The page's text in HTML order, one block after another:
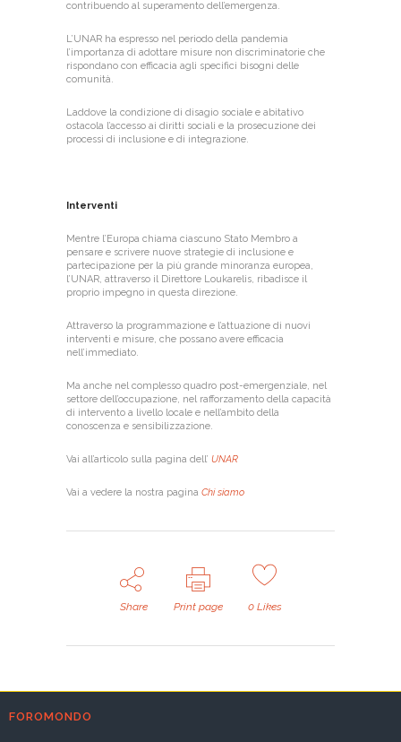
contribuendo al superamento dell’emergenza.
L’UNAR ha espresso nel periodo della pandemia
l’importanza di adottare misure non discriminatorie che
rispondano con efficacia agli specifici bisogni delle
comunità.
Laddove la condizione di disagio sociale e abitativo
ostacola l’accesso ai diritti sociali e la prosecuzione dei
processi di inclusione e di integrazione.
Interventi
Mentre l’Europa chiama ciascuno Stato Membro a
pensare e scrivere nuove strategie di inclusione e
partecipazione per la più grande minoranza europea,
l’UNAR, attraverso il Direttore Loukarelis, ribadisce il
proprio impegno in questa direzione.
Attraverso la programmazione e l’attuazione di nuovi
interventi e misure, che possano avere efficacia
nell’immediato.
Ma anche nel complesso quadro post-emergenziale, nel
settore dell’occupazione, nel rafforzamento della capacità
di intervento a livello locale e nell’ambito della
conoscenza e sensibilizzazione.
Vai all’articolo sulla pagina dell’ UNAR
Vai a vedere la nostra pagina Chi siamo
Share Print page 0Likes
FOROMONDO